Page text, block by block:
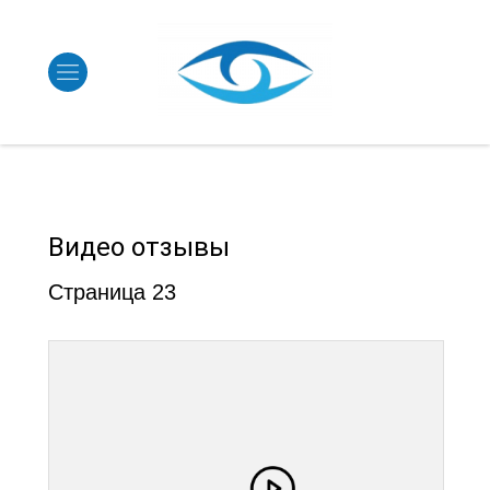
Видео отзывы
Страница 23